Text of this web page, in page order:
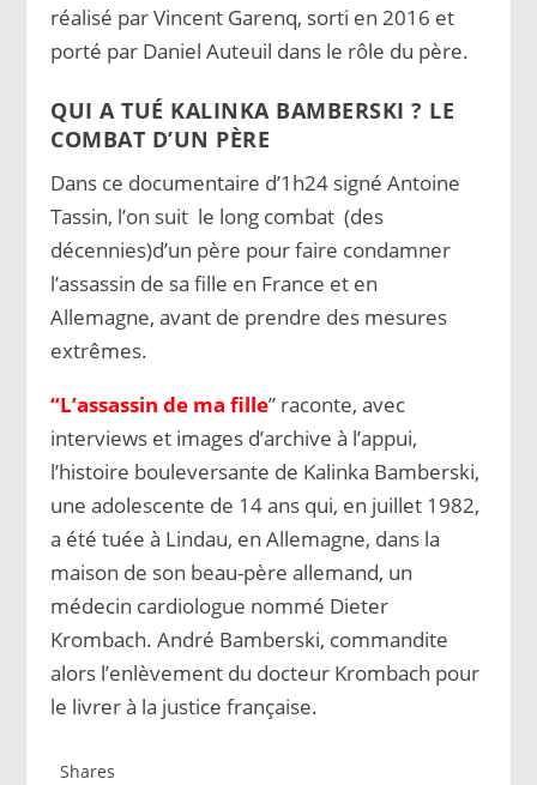
réalisé par Vincent Garenq, sorti en 2016 et
porté par Daniel Auteuil dans le rôle du père.
QUI A TUÉ KALINKA BAMBERSKI ? LE
COMBAT D’UN PÈRE
Dans ce documentaire d’1h24 signé Antoine
Tassin, l’on suit le long combat (des
décennies)d’un père pour faire condamner
l’assassin de sa fille en France et en
Allemagne, avant de prendre des mesures
extrêmes.
“L’assassin de ma fille” raconte, avec
interviews et images d’archive à l’appui,
l’histoire bouleversante de Kalinka Bamberski,
une adolescente de 14 ans qui, en juillet 1982,
a été tuée à Lindau, en Allemagne, dans la
maison de son beau-père allemand, un
médecin cardiologue nommé Dieter
Krombach. André Bamberski, commandite
alors l’enlèvement du docteur Krombach pour
le livrer à la justice française.
Shares